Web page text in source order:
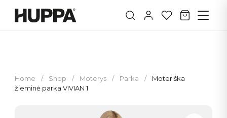
Home / Shop / Moterys / Parka /
Moteriška
žieminė parka VIVIAN 1